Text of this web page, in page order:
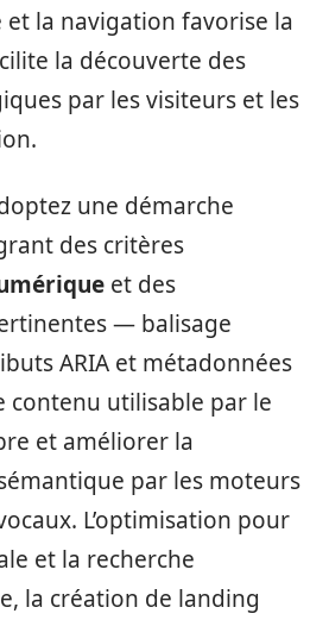
la navigation favorise la
la découverte des
par les visiteurs et les
une démarche
des critères
et des
— balisage
ARIA et métadonnées
utilisable par le
et améliorer la
par les moteurs
L’optimisation pour
et la recherche
la création de landing